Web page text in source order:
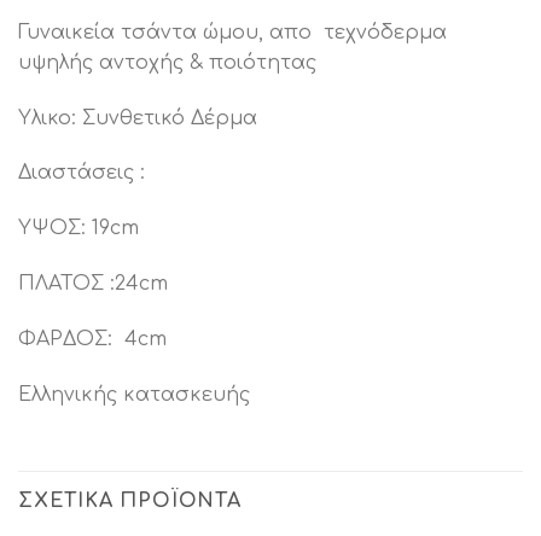
Γυναικεία τσάντα ώμου, απο τεχνόδερμα
υψηλής αντοχής & ποιότητας
Υλικο: Συνθετικό Δέρμα
Διαστάσεις :
ΥΨΟΣ: 19cm
ΠΛΑΤΟΣ :24cm
ΦΑΡΔΟΣ: 4cm
Ελληνικής κατασκευής
ΣΧΕΤΙΚΆ ΠΡΟΪΌΝΤΑ